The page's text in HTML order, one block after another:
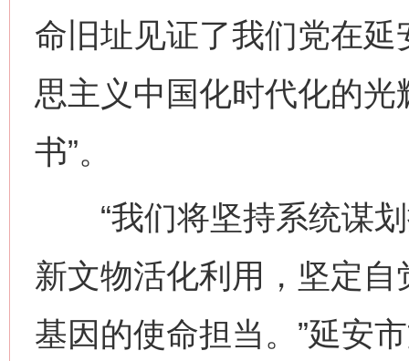
命旧址见证了我们党在
思主义中国化时代化的光
书”。
“我们将坚持系统谋划
新文物活化利用，坚定
基因的使命担当。”延安